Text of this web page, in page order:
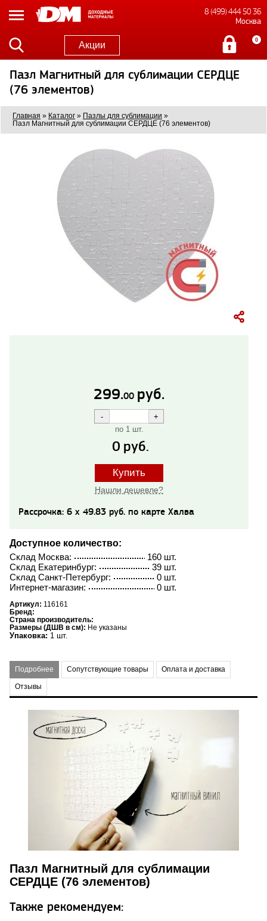
8 (499) 444 50 36
Москва
Акции 0
Пазл Магнитный для сублимации СЕРДЦЕ
(76 элементов)
Главная » Каталог » Пазлы для сублимации »
Пазл Магнитный для сублимации СЕРДЦЕ (76 элементов)
299.00 руб.
по 1 шт.
0 руб.
Купить
Нашли дешевле?
Рассрочка: 6 x 49.83 руб. по карте Халва
Доступное количество:
160 шт.
Склад Москва:
39 шт.
Склад Екатеринбург:
0 шт.
Склад Санкт-Петербург:
0 шт.
Интернет-магазин:
Артикул: 116161
Бренд:
Страна производитель:
Размеры (ДШВ в см): Не указаны
Упаковка: 1 шт.
Подробнее Сопутствующие товары Оплата и доставка
Отзывы
Пазл Магнитный для сублимации
СЕРДЦЕ (76 элементов)
Также рекомендуем: